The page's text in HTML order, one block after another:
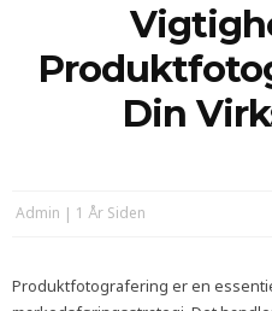
Din
Admin 1 År Siden
Produktfotografering er en